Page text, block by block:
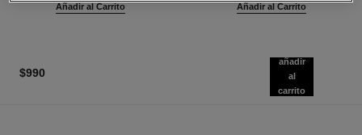
Añadir al Carrito Añadir al Carrito
$990
añadir
al
carrito